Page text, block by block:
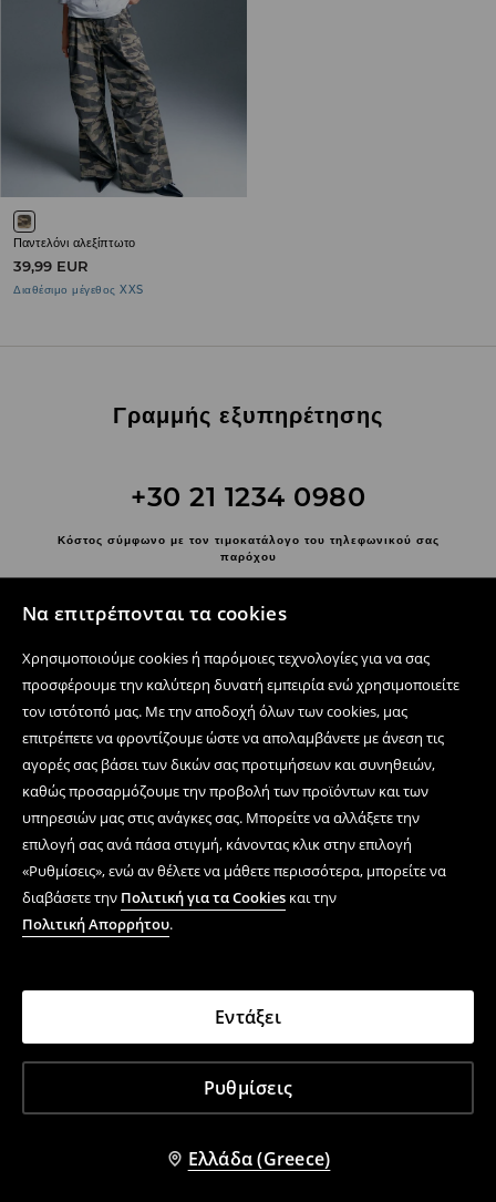
Να επιτρέπονται τα cookies
Χρησιμοποιούμε cookies ή παρόμοιες τεχνολογίες για να σας
προσφέρουμε την καλύτερη δυνατή εμπειρία ενώ χρησιμοποιείτε
τον ιστότοπό μας. Με την αποδοχή όλων των cookies, μας
επιτρέπετε να φροντίζουμε ώστε να απολαμβάνετε με άνεση τις
αγορές σας βάσει των δικών σας προτιμήσεων και συνηθειών,
καθώς προσαρμόζουμε την προβολή των προϊόντων και των
υπηρεσιών μας στις ανάγκες σας. Μπορείτε να αλλάξετε την
επιλογή σας ανά πάσα στιγμή, κάνοντας κλικ στην επιλογή
«Ρυθμίσεις», ενώ αν θέλετε να μάθετε περισσότερα, μπορείτε να
διαβάσετε την Πολιτική για τα Cookies και την
Πολιτική Απορρήτου.
Ρυθμίσεις
Εντάξει
Ελλάδα (Greece)
Παντελόνι αλεξίπτωτο
39,99 EUR
Διαθέσιμο μέγεθος XXS
Γραμμής εξυπηρέτησης
+30 21 1234 0980
Κόστος σύμφωνο με τον τιμοκατάλογο του τηλεφωνικού σας
παρόχου
Ακολουθήστε μας
Κέντρο βοήθειας
Ηλεκτρονικές αγορές
Πολιτική Απορρήτου
LPP GREECE Μονοπώλιο Ιδωτικό, Κεφαλαία Επιχείρηση
Ι.&K;&E;. Ηλιανική Εμπορικό Ειδών Ιματισμού, Αγγελιαφόροι &
Εννοιολόγοι 5, Αθήνα, Τ.Κ.:11527, Α.Φ.Μ.: 801864698 - Δ.Ο.Υ.